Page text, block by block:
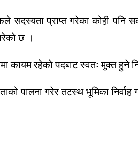
सदस्यता प्राप्त गरेका कोही पनि
छ ।
कायम रहेको पदबाट स्वतः मुक्त हुने
पालना गरेर तटस्थ भूमिका निर्वाह